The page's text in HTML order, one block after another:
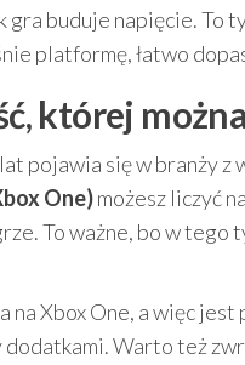
gra buduje napięcie. To
platformę, łatwo
której
pojawia się w branży z
One)możesz liczyć
To ważne, bo w
Xbox One, a więc
dodatkami. Warto też